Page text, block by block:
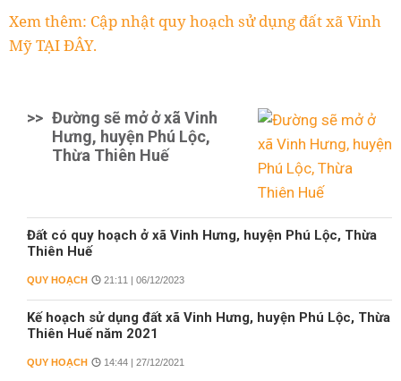
Xem thêm: Cập nhật quy hoạch sử dụng đất xã Vinh
Mỹ TẠI ĐÂY.
>> Đường sẽ mở ở xã Vinh
Hưng, huyện Phú Lộc,
Thừa Thiên Huế
Đất có quy hoạch ở xã Vinh Hưng, huyện Phú Lộc, Thừa
Thiên Huế
QUY HOẠCH 21:11 | 06/12/2023
Kế hoạch sử dụng đất xã Vinh Hưng, huyện Phú Lộc, Thừa
Thiên Huế năm 2021
QUY HOẠCH 14:44 | 27/12/2021